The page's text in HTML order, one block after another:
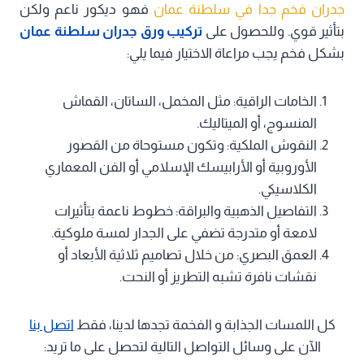
جدران فخم جدا في سلطنة عمان فهو ديكور ناعم ولكن
بتأثير قوي. وللحصول على تركيب ورق جدران سلطنة عمان
بشكل فخم يجب مراعاة الاختيار فيما يلي:
الخامات الراقية: مثل المخمل، الساتان، القماش
المنسوج، أو الميتاليك.
النقوش الملكية: وتكون مستوحاة من القصور
الأوروبية أو الأرابيسك الإسلامي أو الفن المعماري
الكلاسيكي.
التفاصيل الذهبية والبراقة: خطوط ناعمة بتأثيرات
لامعة أو متدرجة تضفي على الجدار لمسة ملوكية.
العمق البصري: من خلال تصاميم ثلاثية الأبعاد أو
نقشات نافرة تشبه التطريز أو النحت.
كل اللمسات الجذابة و الفخمة تجدها لدينا، فقط اتصل بنا
الآن على وسائل التواصل التالية لتحصل على ما تريد: